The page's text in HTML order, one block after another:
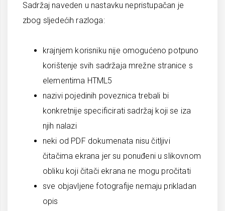
Sadržaj naveden u nastavku nepristupačan je
zbog sljedećih razloga:
krajnjem korisniku nije omogućeno potpuno
korištenje svih sadržaja mrežne stranice s
elementima HTML5
nazivi pojedinih poveznica trebali bi
konkretnije specificirati sadržaj koji se iza
njih nalazi
neki od PDF dokumenata nisu čitljivi
čitačima ekrana jer su ponuđeni u slikovnom
obliku koji čitači ekrana ne mogu pročitati
sve objavljene fotografije nemaju prikladan
opis